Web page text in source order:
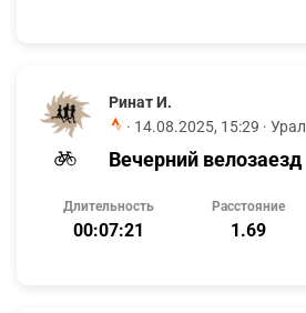
Ринат И.
· 14.08.2025, 15:29 · Урал
Вечерний велозаезд
Длительность
00:07:21
Расстояние
1.69